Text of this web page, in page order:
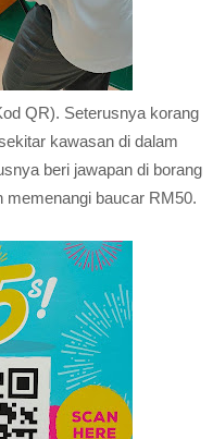
QR). Seterusnya korang
kawasan di dalam
beri jawapan di borang
memenangi baucar RM50.